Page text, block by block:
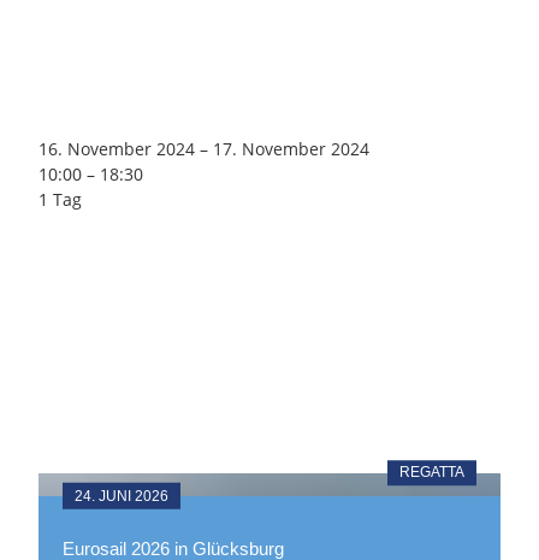
16. November 2024 – 17. November 2024
10:00 – 18:30
1 Tag
REGATTA
24. JUNI 2026
Eurosail 2026 in Glücksburg